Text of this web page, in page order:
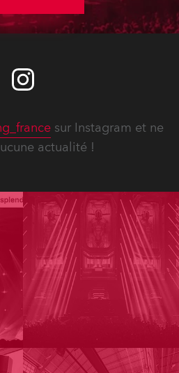
sur Instagram et ne
actualité !